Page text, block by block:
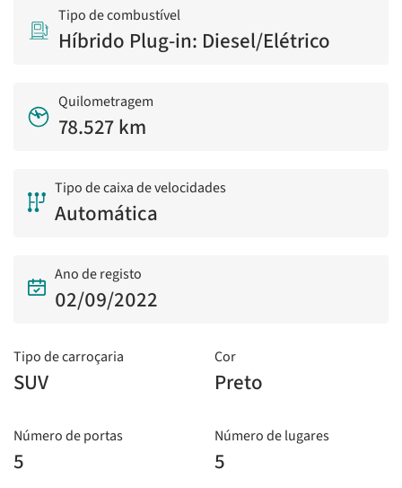
Tipo de combustível
Híbrido Plug-in: Diesel/Elétrico
Quilometragem
78.527 km
Tipo de caixa de velocidades
Automática
Ano de registo
02/09/2022
Tipo de carroçaria
SUV
Cor
Preto
Número de portas
5
Número de lugares
5